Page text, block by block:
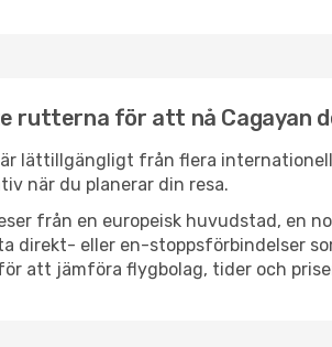
rutterna för att nå Cagayan
är lättillgängligt från flera
när du planerar din resa.
från en europeisk huvudstad, en
direkt- eller en-stoppsförbindelser
att jämföra flygbolag, tider och